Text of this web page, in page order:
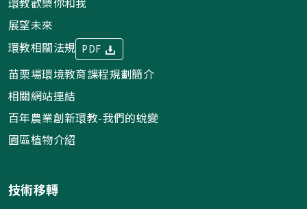
展望未來
環教相關法規 PDF
苗栗場環境教育課程規劃簡介
相關網站連結
百年農業創新環教-我們的蛻變
園區植物介紹
技術移轉